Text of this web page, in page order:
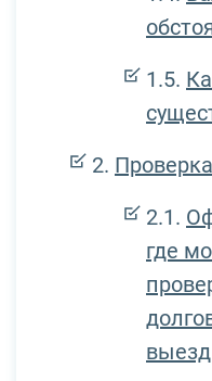
где
выезд